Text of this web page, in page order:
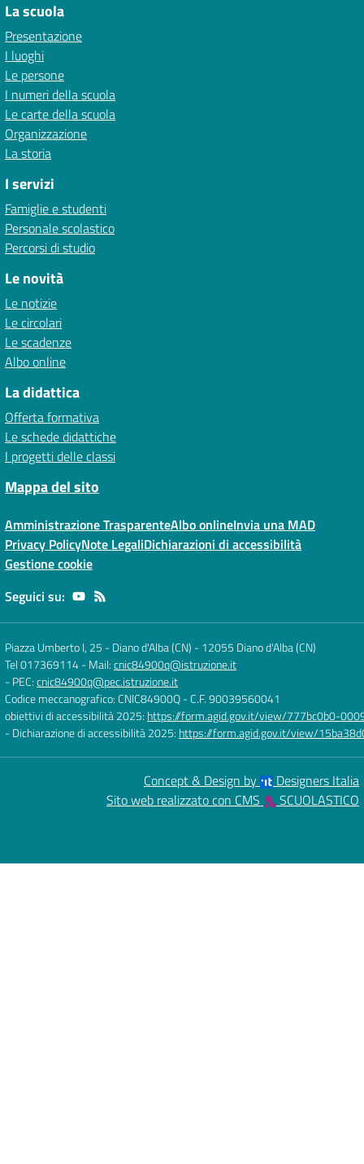
La scuola
Presentazione
I luoghi
Le persone
I numeri della scuola
Le carte della scuola
Organizzazione
La storia
I servizi
Famiglie e studenti
Personale scolastico
Percorsi di studio
Le novità
Le notizie
Le circolari
Le scadenze
Albo online
La didattica
Offerta formativa
Le schede didattiche
I progetti delle classi
Mappa del sito
Amministrazione TrasparenteAlbo onlineInvia una MAD
Privacy PolicyNote LegaliDichiarazioni di accessibilità
Gestione cookie
Seguici su:
Piazza Umberto I, 25 - Diano d'Alba (CN) -12055 Diano d'Alba (CN)
Tel 017369114- Mail:cnic84900q@istruzione.it
- PEC:cnic84900q@pec.istruzione.it
Codice meccanografico: CNIC84900Q- C.F. 90039560041
obiettivi di accessibilità 2025: https://form.agid.gov.it/view/777bc0b0-
- Dichiarazione di accessibilità 2025: https://form.agid.gov.it/view/
Concept & Design by
Designers Italia
Sito web realizzato con CMS
SCUOLASTICO